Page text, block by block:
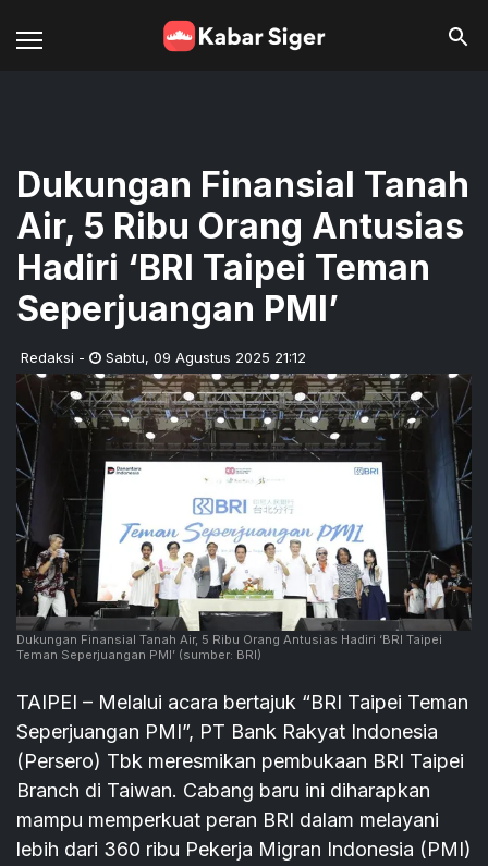
Dukungan Finansial Tanah
Air, 5 Ribu Orang Antusias
Hadiri ‘BRI Taipei Teman
Seperjuangan PMI’
Redaksi - Sabtu, 09 Agustus 2025 21:12
Dukungan Finansial Tanah Air, 5 Ribu Orang Antusias Hadiri ‘BRI Taipei
Teman Seperjuangan PMI’ (sumber: BRI)
TAIPEI – Melalui acara bertajuk “BRI Taipei Teman
Seperjuangan PMI”, PT Bank Rakyat Indonesia
(Persero) Tbk meresmikan pembukaan BRI Taipei
Branch di Taiwan. Cabang baru ini diharapkan
mampu memperkuat peran BRI dalam melayani
lebih dari 360 ribu Pekerja Migran Indonesia (PMI)